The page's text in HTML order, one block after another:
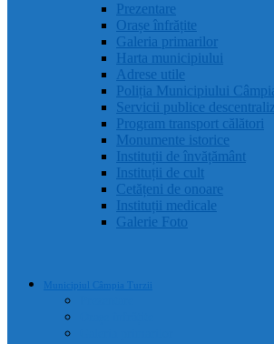
Prezentare
Orașe înfrățite
Galeria primarilor
Harta municipiului
Adrese utile
Poliția Municipiului
Servicii publice
Program transport călători
Monumente istorice
Instituții de învățământ
Instituții de cult
Cetățeni de onoare
Instituții medicale
Galerie Foto
Municipiul Câmpia Turzii